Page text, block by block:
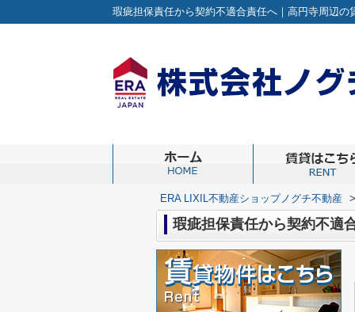
ERA LIXIL不動産ショップノグチ不動産 >
瑕疵担保責任から契約不適